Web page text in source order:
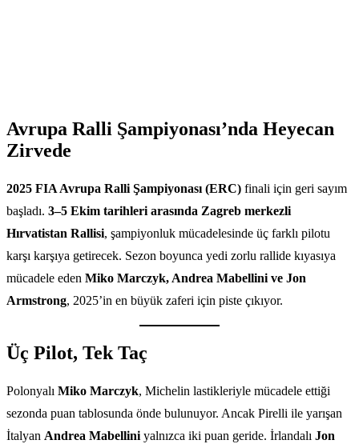
Avrupa Ralli Şampiyonası’nda Heyecan
Zirvede
2025 FIA Avrupa Ralli Şampiyonası (ERC) finali için geri sayım
başladı. 3–5 Ekim tarihleri arasında Zagreb merkezli
Hırvatistan Rallisi, şampiyonluk mücadelesinde üç farklı pilotu
karşı karşıya getirecek. Sezon boyunca yedi zorlu rallide kıyasıya
mücadele eden Miko Marczyk, Andrea Mabellini ve Jon
Armstrong, 2025’in en büyük zaferi için piste çıkıyor.
Üç Pilot, Tek Taç
Polonyalı Miko Marczyk, Michelin lastikleriyle mücadele ettiği
sezonda puan tablosunda önde bulunuyor. Ancak Pirelli ile yarışan
İtalyan Andrea Mabellini yalnızca iki puan geride. İrlandalı Jon